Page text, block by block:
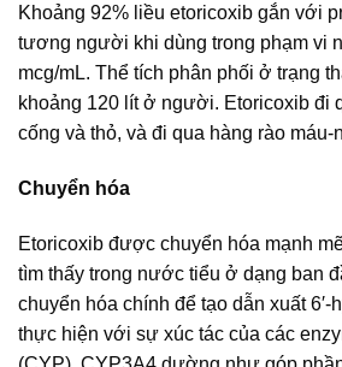
Khoảng 92% liều etoricoxib gắn với
tương người khi dùng trong phạm vi
mcg/mL. Thể tích phân phối ở trạng
khoảng 120 lít ở người. Etoricoxib đi
cống và thỏ, và đi qua hàng rào máu-
Chuyển hóa
Etoricoxib được chuyển hóa mạnh
tìm thấy trong nước tiểu ở dạng ban
chuyển hóa chính để tạo dẫn xuất
thực hiện với sự xúc tác của các